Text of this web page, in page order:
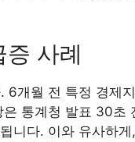
사례
6개월 전 특정 경제
통계청 발표 30초
니다. 이와 유사하게,